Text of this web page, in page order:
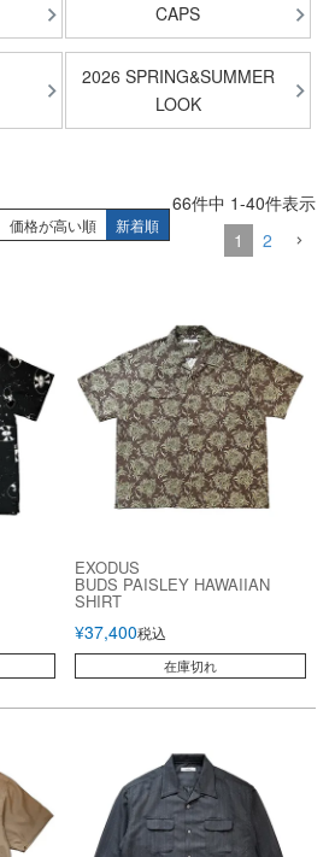
CAPS
2026 SPRING&SUMMER
LOOK
価格が高い順 新着順
66件中 1-40件表示
1
2
EXODUS
BUDS PAISLEY HAWAIIAN
SHIRT
¥37,400税込
在庫切れ